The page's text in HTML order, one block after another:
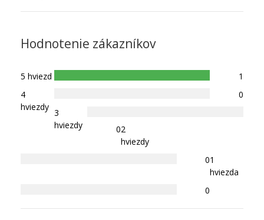
Hodnotenie zákazníkov
5 hviezd
1
4
hviezdy
0
3
hviezdy
02
hviezdy
01
hviezda
0